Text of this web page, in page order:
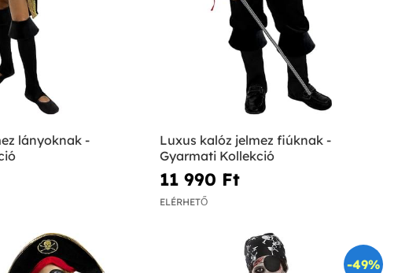
lányoknak -
Luxus kalóz jelmez fiúknak -
Gyarmati Kollekció
11 990 Ft‎
ELÉRHETŐ
-49%